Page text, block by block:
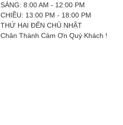
SÁNG: 8:00 AM - 12:00 PM
CHIỀU: 13:00 PM - 18:00 PM
THỨ HAI ĐẾN CHỦ NHẬT
Chân Thành Cảm Ơn Quý Khách !